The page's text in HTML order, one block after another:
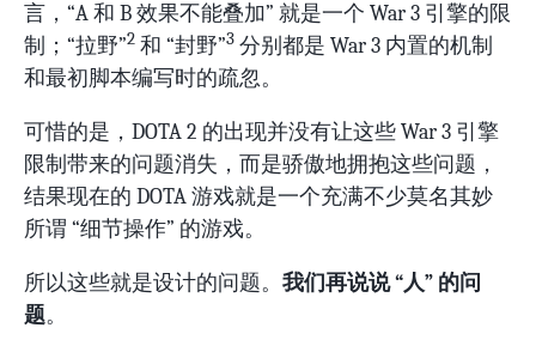
言，“A 和 B 效果不能叠加” 就是一个 War 3 引擎的限
制；“拉野”2 和 “封野”3 分别都是 War 3 内置的机制
和最初脚本编写时的疏忽。
可惜的是，DOTA 2 的出现并没有让这些 War 3 引擎
限制带来的问题消失，而是骄傲地拥抱这些问题，
结果现在的 DOTA 游戏就是一个充满不少莫名其妙
所谓 “细节操作” 的游戏。
所以这些就是设计的问题。 我们再说说 “人” 的问
题。